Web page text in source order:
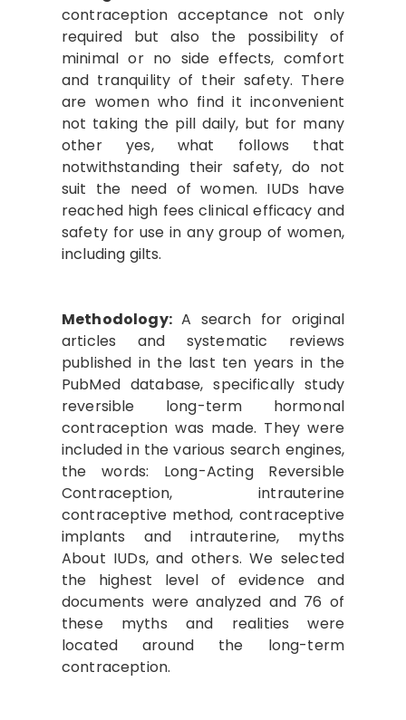
contraception acceptance not only
required but also the possibility of
minimal or no side effects, comfort
and tranquility of their safety. There
are women who find it inconvenient
not taking the pill daily, but for many
other yes, what follows that
notwithstanding their safety, do not
suit the need of women. IUDs have
reached high fees clinical efficacy and
safety for use in any group of women,
including gilts.
Methodology:A search for original
articles and systematic reviews
published in the last ten years in the
PubMed database, specifically study
reversible long-term hormonal
contraception was made. They were
included in the various search engines,
the words: Long-Acting Reversible
Contraception, intrauterine
contraceptive method, contraceptive
implants and intrauterine, myths
About IUDs, and others. We selected
the highest level of evidence and
documents were analyzed and 76 of
these myths and realities were
located around the long-term
contraception.